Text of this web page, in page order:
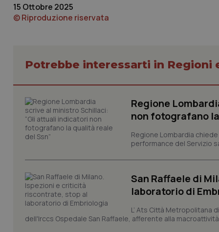
15 Ottobre 2025
© Riproduzione riservata
Potrebbe interessarti in Regioni
Regione
non fotografano
Regione Lombardia
performance del Servizio
San Raffaele di
laboratorio di
L’ Ats Città Metropolitana
dell'Irccs Ospedale San Raffaele, afferente alla
Nome
tracking-sites-
tracking-enable